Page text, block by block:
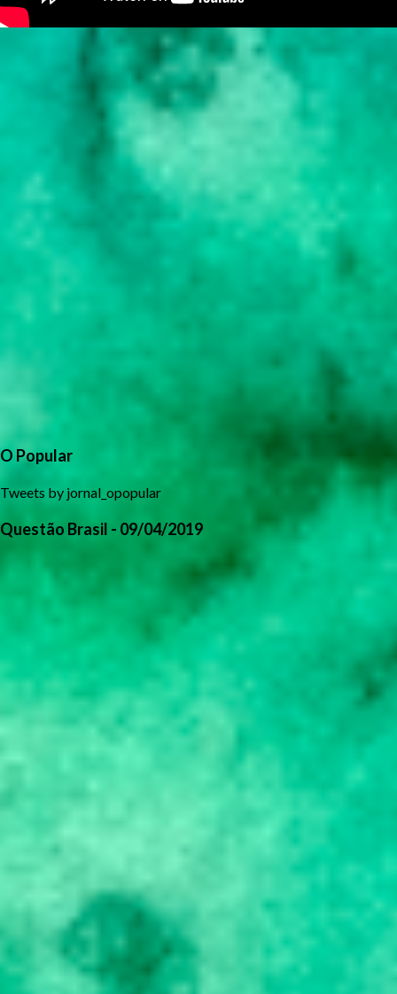
O Popular
Tweets by jornal_opopular
Questão Brasil - 09/04/2019